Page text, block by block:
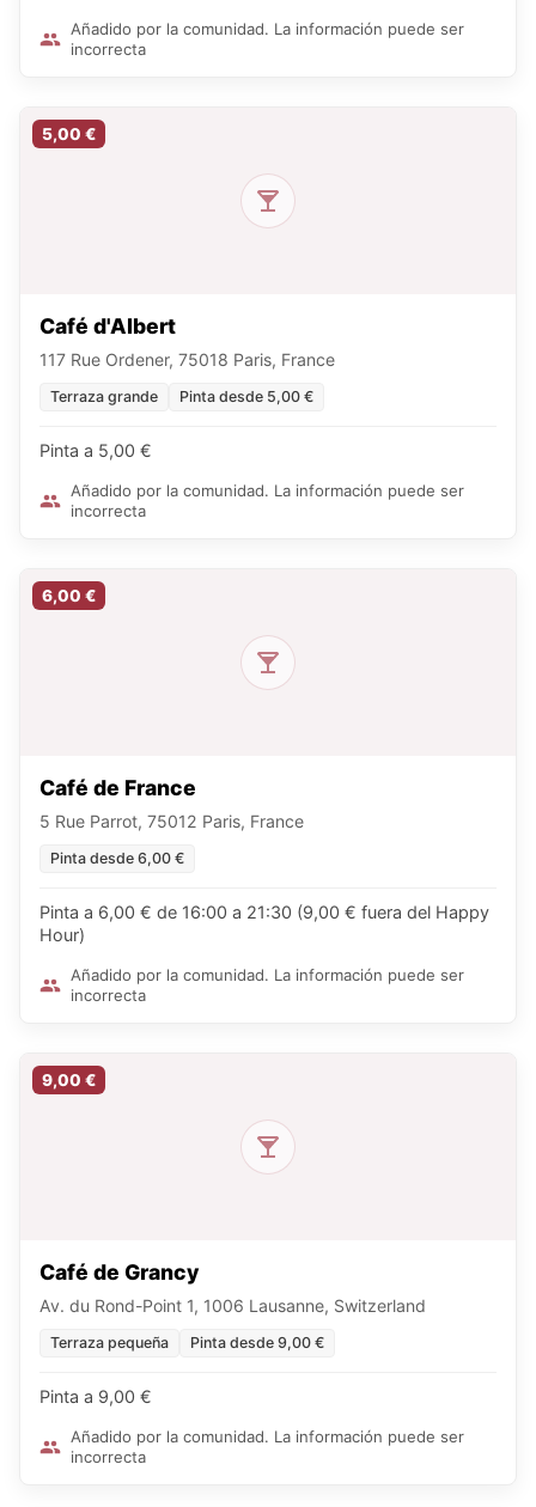
Añadido por la comunidad. La información puede ser
incorrecta
5,00 €
Café d'Albert
117 Rue Ordener, 75018 Paris, France
Terraza grande Pinta desde 5,00 €
Pinta a 5,00 €
Añadido por la comunidad. La información puede ser
incorrecta
6,00 €
Café de France
5 Rue Parrot, 75012 Paris, France
Pinta desde 6,00 €
Pinta a 6,00 € de 16:00 a 21:30 (9,00 € fuera del Happy
Hour)
Añadido por la comunidad. La información puede ser
incorrecta
9,00 €
Café de Grancy
Av. du Rond-Point 1, 1006 Lausanne, Switzerland
Terraza pequeña Pinta desde 9,00 €
Pinta a 9,00 €
Añadido por la comunidad. La información puede ser
incorrecta